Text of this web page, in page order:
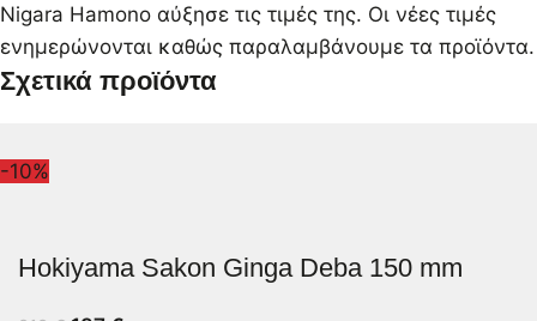
Nigara Hamono αύξησε τις τιμές της. Οι νέες τιμές
ενημερώνονται καθώς παραλαμβάνουμε τα προϊόντα.
Σχετικά προϊόντα
-10%
Hokiyama Sakon Ginga Deba 150 mm